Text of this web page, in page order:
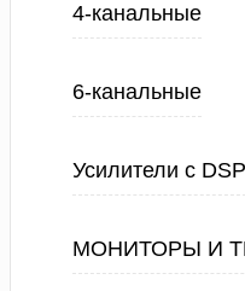
4-канальные
6-канальные
Усилители с DSP
МОНИТОРЫ И